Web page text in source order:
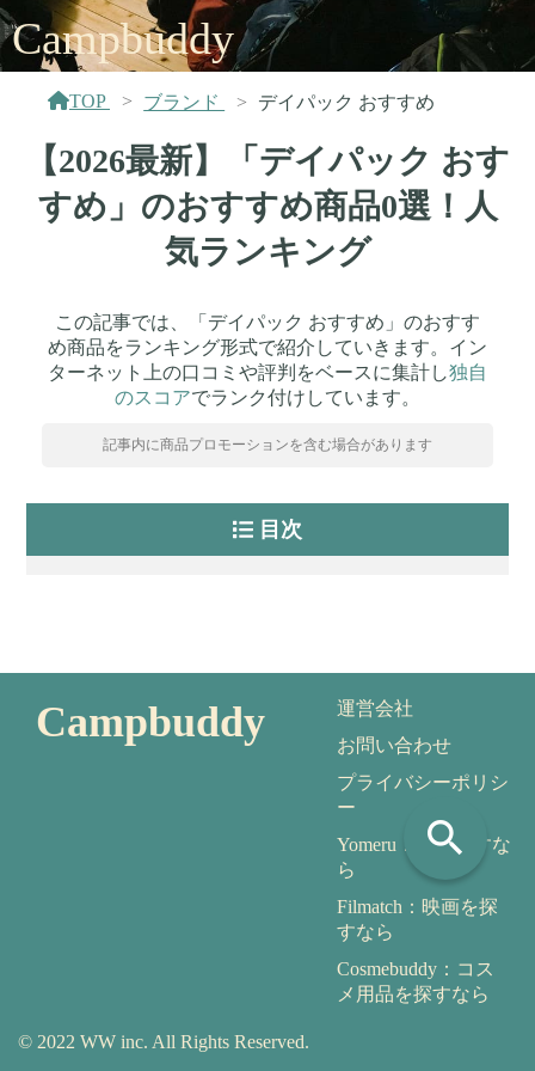
Campbuddy
TOP ブランド デイパック おすすめ
【2026最新】「デイパック おす
すめ」のおすすめ商品0選！人
気ランキング
この記事では、「デイパック おすすめ」のおすす
め商品をランキング形式で紹介していきます。イン
ターネット上の口コミや評判をベースに集計し独自
のスコアでランク付けしています。
記事内に商品プロモーションを含む場合があります
目次
search
Campbuddy
運営会社
お問い合わせ
プライバシーポリシ
ー
Yomeru：本を探すな
ら
Filmatch：映画を探
すなら
Cosmebuddy：コス
メ用品を探すなら
© 2022 WW inc. All Rights Reserved.